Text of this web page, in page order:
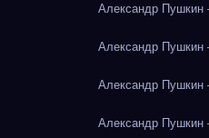
Александр Пушкин
Александр Пушкин
Александр Пушкин
Александр Пушкин